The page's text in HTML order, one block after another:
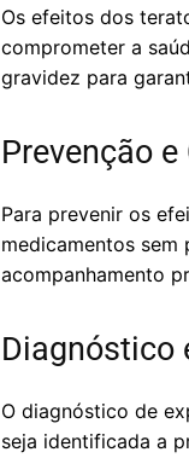
Os efeitos dos
comprometer a
gravidez para
Prevenção
Para prevenir os
medicamentos sem
acompanhamento
Diagnóstico
O diagnóstico de
seja identificada a